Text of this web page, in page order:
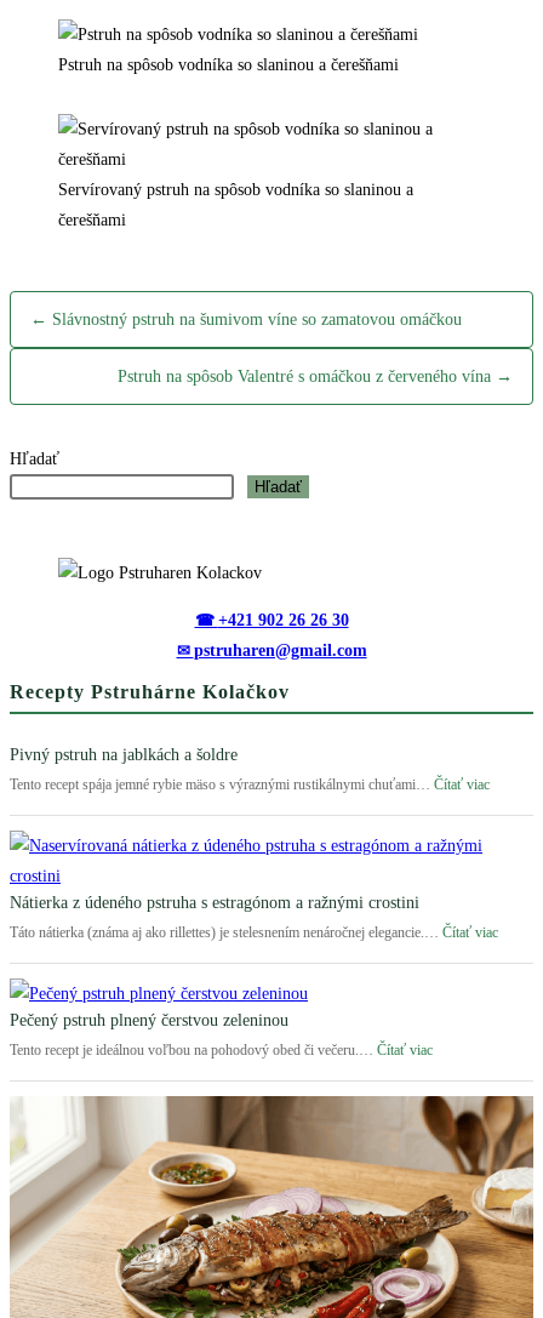
Pstruh na spôsob vodníka so slaninou a čerešňami
Servírovaný pstruh na spôsob vodníka so slaninou a
čerešňami
← Slávnostný pstruh na šumivom víne so zamatovou omáčkou
Pstruh na spôsob Valentré s omáčkou z červeného vína →
Hľadať
Hľadať
+421 902 26 26 30
pstruharen@gmail.com
Recepty Pstruhárne Kolačkov
Pivný pstruh na jablkách a šoldre
Tento recept spája jemné rybie mäso s výraznými rustikálnymi chuťami… Čítať viac:
Nátierka z údeného pstruha s estragónom a ražnými crostini
Táto nátierka (známa aj ako rillettes) je stelesnením nenáročnej elegancie.… Čítať viac:
a
ražnými
crostini
Pečený pstruh plnený čerstvou zeleninou
Tento recept je ideálnou voľbou na pohodový obed či večeru.… Čítať viac:
pstruh
plnený
čerstvou
zeleninou